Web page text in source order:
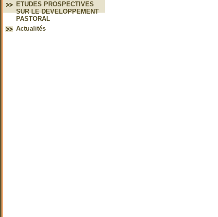
ETUDES PROSPECTIVES
SUR LE DEVELOPPEMENT
PASTORAL
Actualités